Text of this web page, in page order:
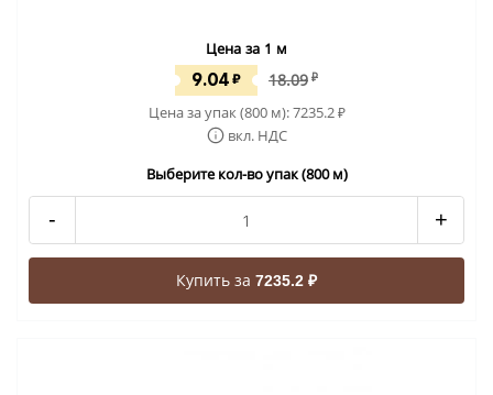
Цена за 1 м
9.04₽ 18.09 ₽
Цена за упак (800 м):7235.2₽
вкл. НДС
Выберите кол-во упак (800 м)
- +
Купить за 7235.2 ₽